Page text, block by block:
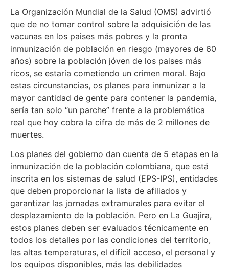
La Organización Mundial de la Salud (OMS) advirtió
que de no tomar control sobre la adquisición de las
vacunas en los paises más pobres y la pronta
inmunización de población en riesgo (mayores de 60
años) sobre la población jóven de los paises más
ricos, se estaría cometiendo un crimen moral. Bajo
estas circunstancias, os planes para inmunizar a la
mayor cantidad de gente para contener la pandemia,
sería tan solo “un parche” frente a la problemática
real que hoy cobra la cifra de más de 2 millones de
muertes.
Los planes del gobierno dan cuenta de 5 etapas en la
inmunización de la población colombiana, que está
inscrita en los sistemas de salud (EPS-IPS), entidades
que deben proporcionar la lista de afiliados y
garantizar las jornadas extramurales para evitar el
desplazamiento de la población. Pero en La Guajira,
estos planes deben ser evaluados técnicamente en
todos los detalles por las condiciones del territorio,
las altas temperaturas, el difícil acceso, el personal y
los equipos disponibles, más las debilidades